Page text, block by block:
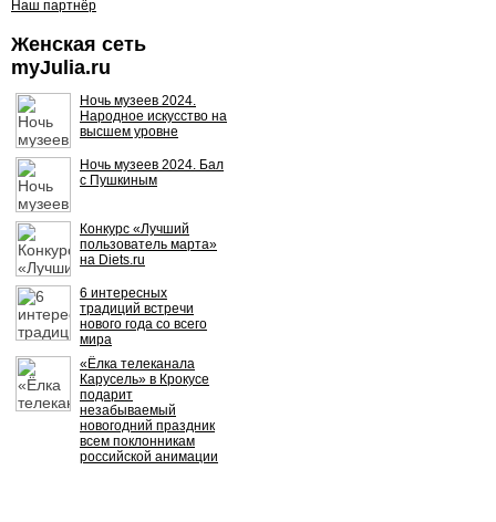
Наш партнёр
Женская сеть
myJulia.ru
Ночь музеев 2024.
Народное искусство на
высшем уровне
Ночь музеев 2024. Бал
с Пушкиным
Конкурс «Лучший
пользователь марта»
на Diets.ru
6 интересных
традиций встречи
нового года со всего
мира
«Ёлка телеканала
Карусель» в Крокусе
подарит
незабываемый
новогодний праздник
всем поклонникам
российской анимации